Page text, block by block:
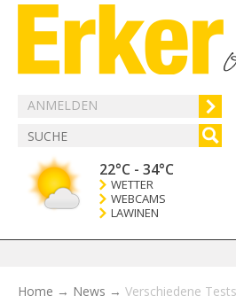
ANMELDEN
22°C - 34°C
WETTER
WEBCAMS
LAWINEN
Home → News → Verschiedene